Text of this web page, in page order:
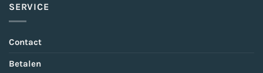
SERVICE
Contact
Betalen